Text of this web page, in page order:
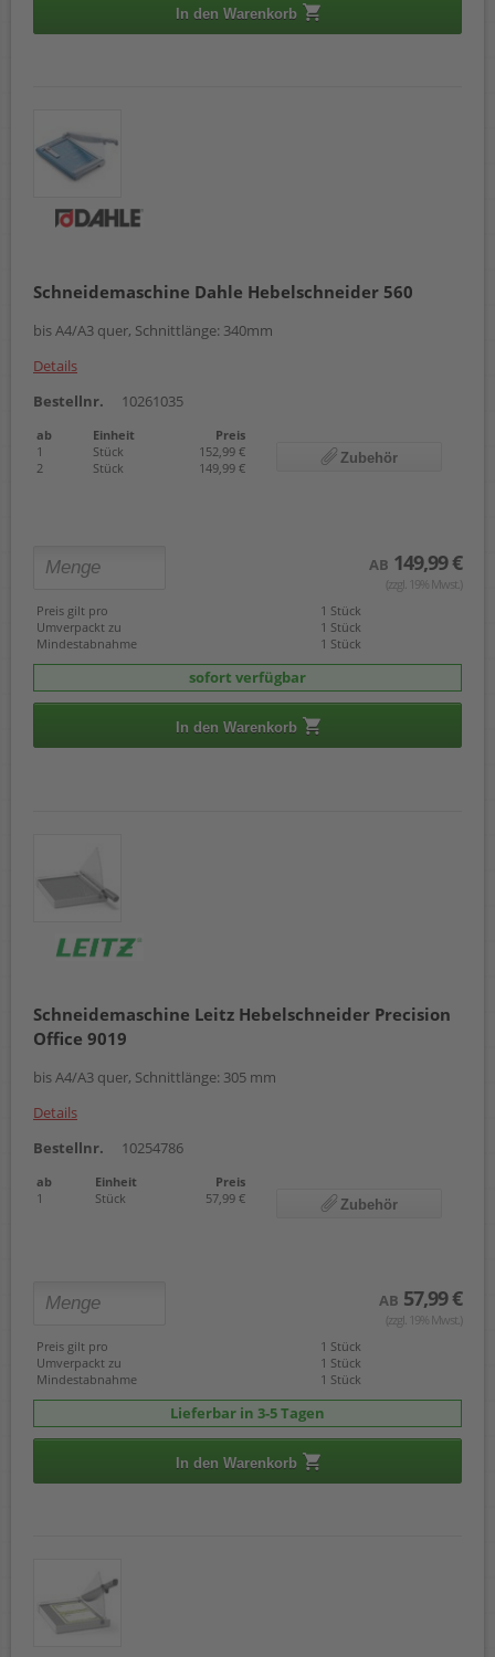
In den Warenkorb
Schneidemaschine Dahle Hebelschneider 560
bis A4/A3 quer, Schnittlänge: 340mm
Details
Bestellnr.
10261035
ab Einheit
Preis
1
Stück
152,99 €
2
Stück 149,99 €
Zubehör
AB 149,99 €
(zzgl. 19% Mwst.)
Preis gilt pro
1 Stück
Umverpackt zu
1 Stück
Mindestabnahme
1 Stück
sofort verfügbar
In den Warenkorb
Schneidemaschine Leitz Hebelschneider Precision
Office 9019
bis A4/A3 quer, Schnittlänge: 305 mm
Details
Bestellnr.
10254786
ab Einheit
Preis
1
Stück 57,99 € Zubehör
AB 57,99 €
(zzgl. 19% Mwst.)
Preis gilt pro
1 Stück
Umverpackt zu
1 Stück
Mindestabnahme
1 Stück
Lieferbar in 3-5 Tagen
In den Warenkorb